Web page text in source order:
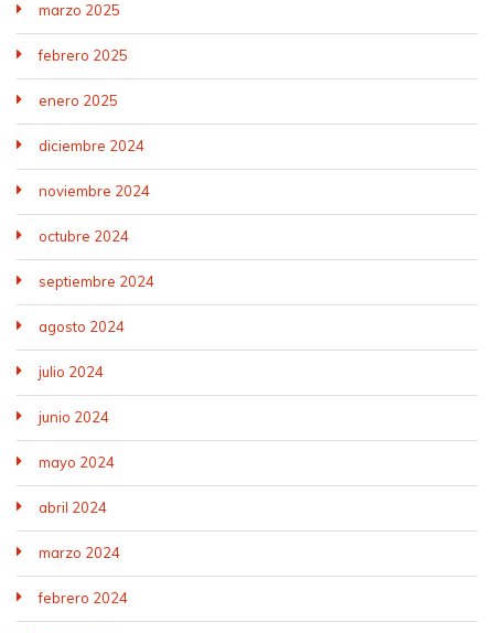
marzo 2025
febrero 2025
enero 2025
diciembre 2024
noviembre 2024
octubre 2024
septiembre 2024
agosto 2024
julio 2024
junio 2024
mayo 2024
abril 2024
marzo 2024
febrero 2024